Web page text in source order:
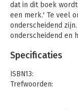
dat in dit boek
een merk.' Te veel
onderscheidend
onderscheidend en
langdurige
belofte op alle
met een heldere
Specificaties
ISBN13:
Trefwoorden: